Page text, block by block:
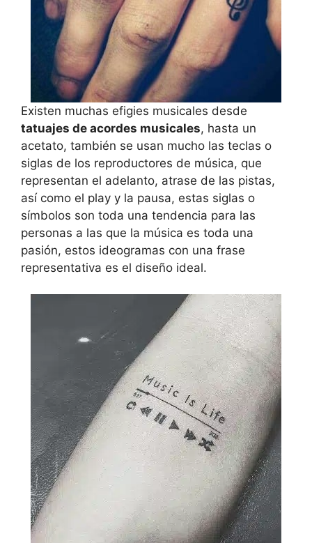
Existen muchas efigies musicales desde
tatuajes de acordes musicales, hasta un
acetato, también se usan mucho las teclas o
siglas de los reproductores de música, que
representan el adelanto, atrase de las pistas,
así como el play y la pausa, estas siglas o
símbolos son toda una tendencia para las
personas a las que la música es toda una
pasión, estos ideogramas con una frase
representativa es el diseño ideal.